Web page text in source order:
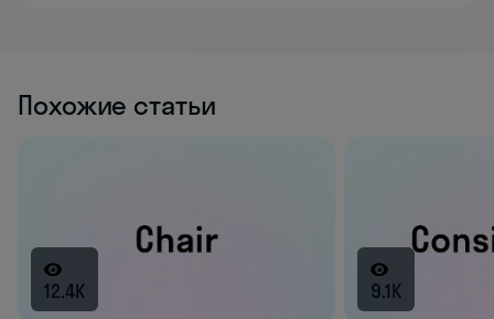
Похожие статьи
12.4K 9.1K